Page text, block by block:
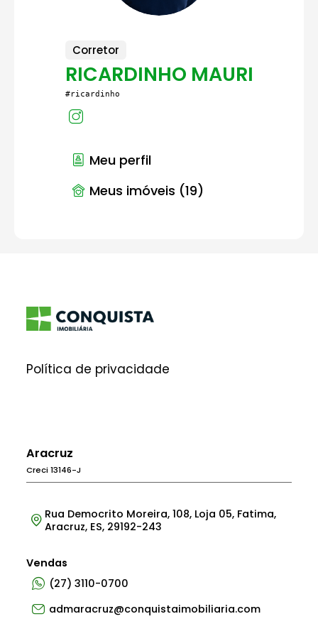
Corretor
RICARDINHO MAURI
#ricardinho
Meu perfil
Meus imóveis (19)
Política de privacidade
Aracruz
Creci 13146-J
Rua Democrito Moreira, 108, Loja 05, Fatima,
Aracruz, ES, 29192-243
Vendas
(27) 3110-0700
admaracruz@conquistaimobiliaria.com